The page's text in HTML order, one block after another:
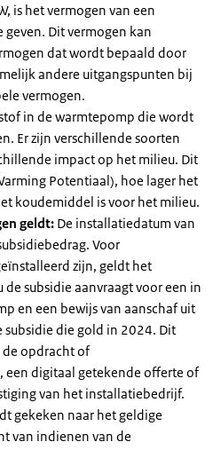
is het vermogen van een
Dit vermogen kan
dat wordt bepaald door
andere uitgangspunten bij
vermogen.
in de warmtepomp die wordt
Er zijn verschillende soorten
impact op het milieu. Dit
Potentiaal), hoe lager het
koudemiddel is voor het milieu.
geldt: De installatiedatum van
Voor
zijn, geldt het
subsidie aanvraagt voor een in
en een bewijs van aanschaf uit
die gold in 2024. Dit
de opdracht of
digitaal getekende offerte of
van het installatiebedrijf.
gekeken naar het geldige
van indienen van de